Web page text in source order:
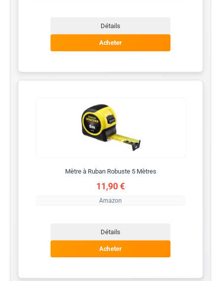
Détails
Acheter
Mètre à Ruban Robuste 5 Mètres
11,90 €
Amazon
Détails
Acheter